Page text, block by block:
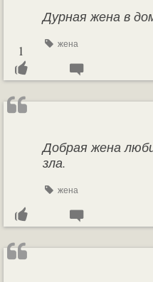
Дурная жена в
жена
1
Добрая жена
зла.
жена